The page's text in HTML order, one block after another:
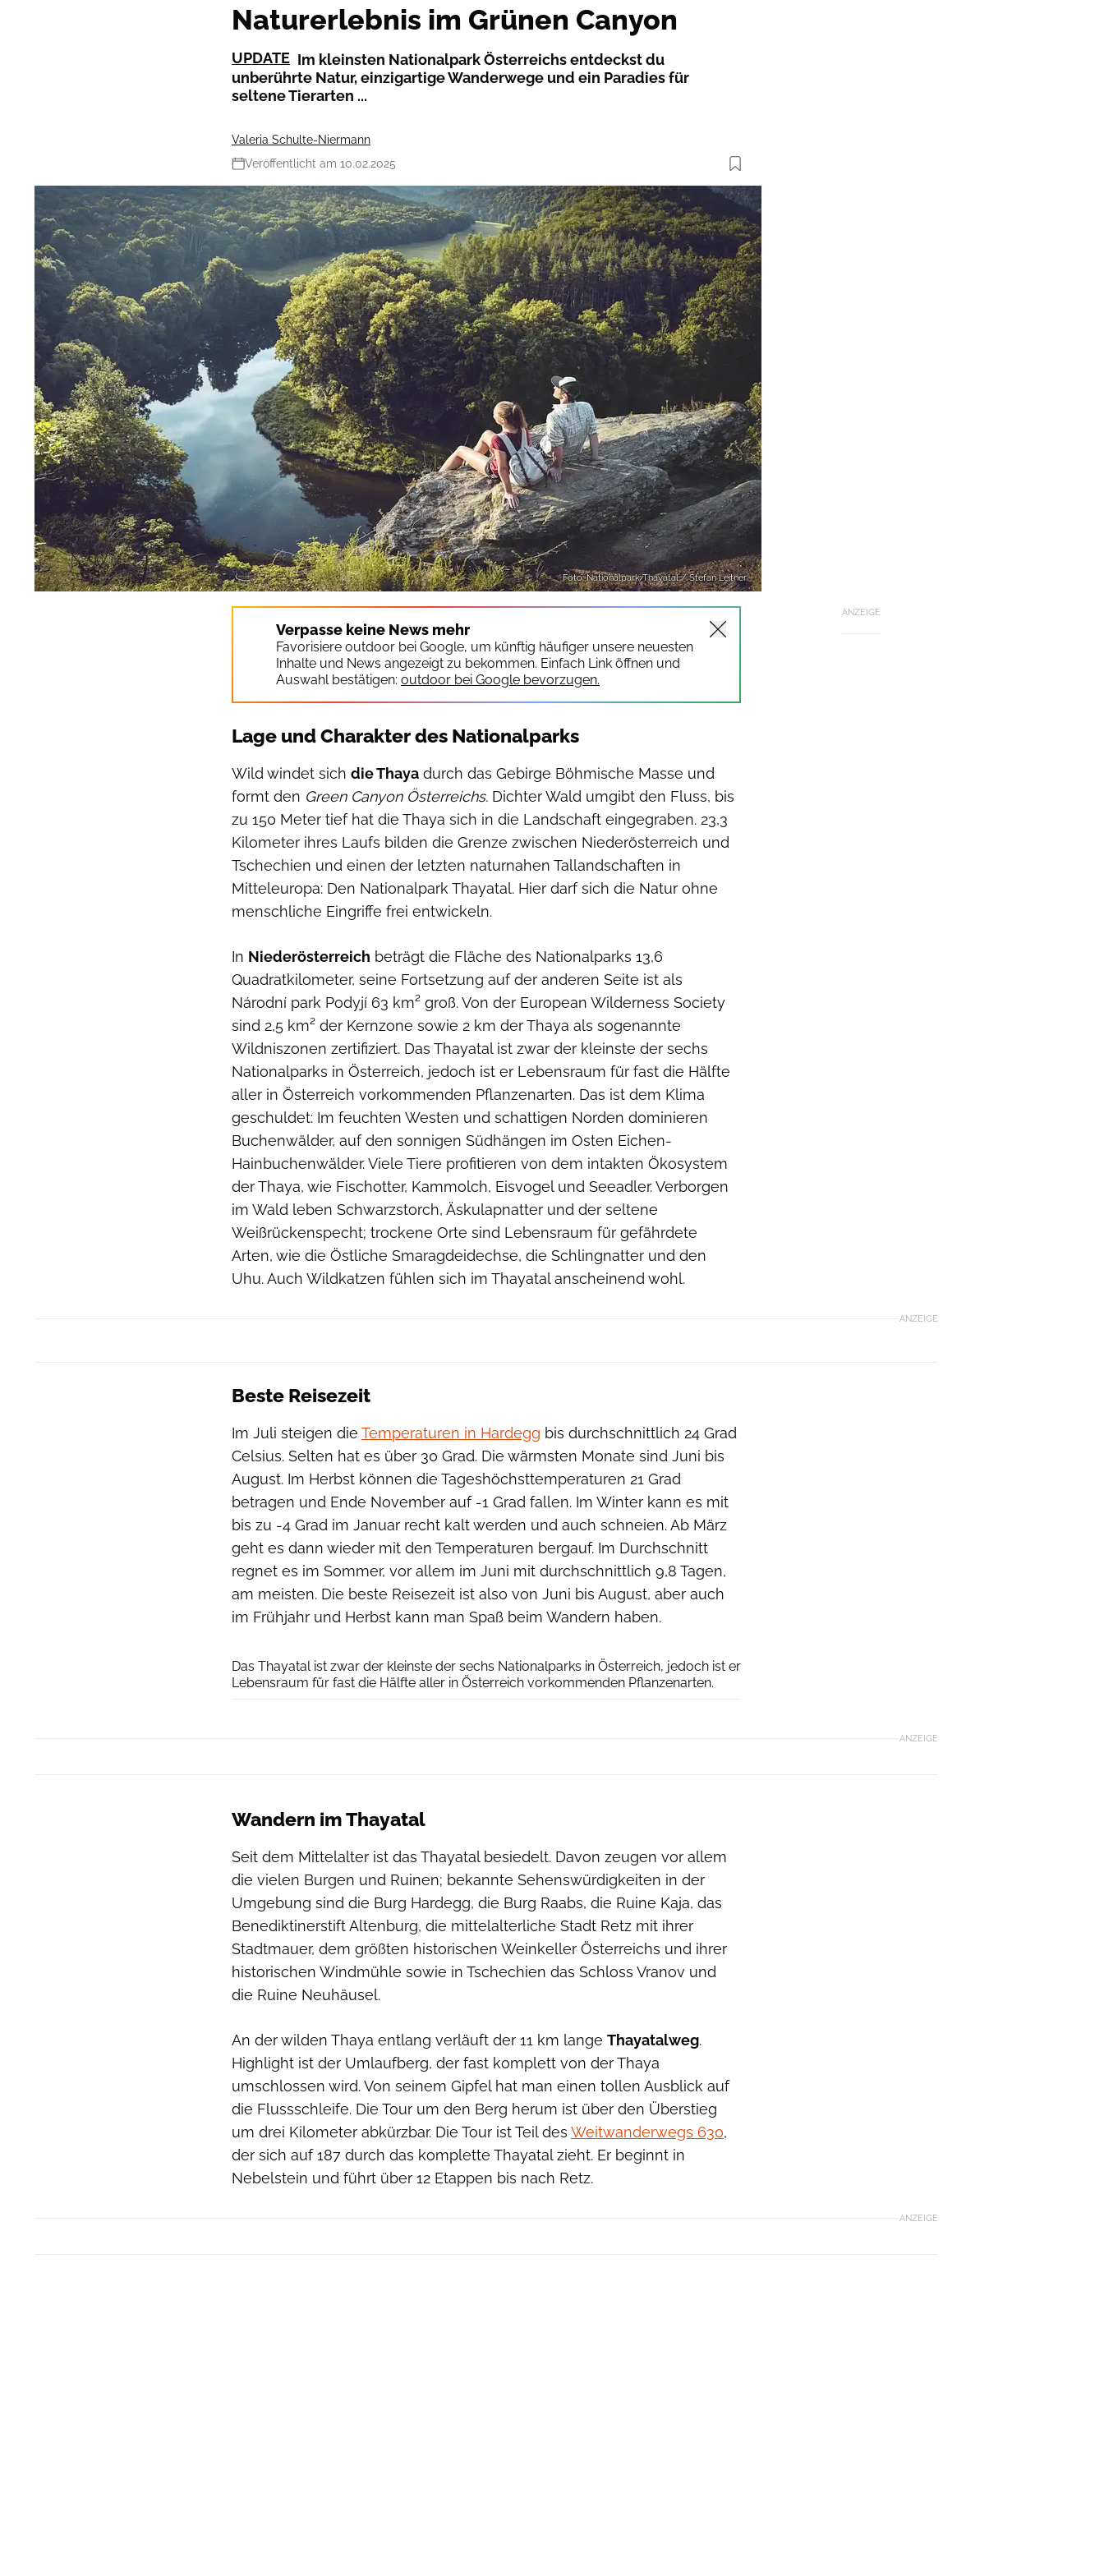
Naturerlebnis im Grünen Canyon
UPDATE Im kleinsten Nationalpark Österreichs entdeckst du
unberührte Natur, einzigartige Wanderwege und ein Paradies für
seltene Tierarten ...
Valeria Schulte-Niermann
Veröffentlicht am 10.02.2025
Foto: Nationalpark Thayatal / Stefan Leitner
ANZEIGE
Verpasse keine News mehr
Favorisiere outdoor bei Google, um künftig häufiger unsere neuesten
Inhalte und News angezeigt zu bekommen. Einfach Link öffnen und
Auswahl bestätigen: outdoor bei Google bevorzugen.
Lage und Charakter des Nationalparks
Wild windet sich die Thaya durch das Gebirge Böhmische Masse und
formt den Green Canyon Österreichs. Dichter Wald umgibt den Fluss, bis
zu 150 Meter tief hat die Thaya sich in die Landschaft eingegraben. 23,3
Kilometer ihres Laufs bilden die Grenze zwischen Niederösterreich und
Tschechien und einen der letzten naturnahen Tallandschaften in
Mitteleuropa: Den Nationalpark Thayatal. Hier darf sich die Natur ohne
menschliche Eingriffe frei entwickeln.
In Niederösterreich beträgt die Fläche des Nationalparks 13,6
Quadratkilometer, seine Fortsetzung auf der anderen Seite ist als
Národní park Podyjí 63 km² groß. Von der European Wilderness Society
sind 2,5 km² der Kernzone sowie 2 km der Thaya als sogenannte
Wildniszonen zertifiziert. Das Thayatal ist zwar der kleinste der sechs
Nationalparks in Österreich, jedoch ist er Lebensraum für fast die Hälfte
aller in Österreich vorkommenden Pflanzenarten. Das ist dem Klima
geschuldet: Im feuchten Westen und schattigen Norden dominieren
Buchenwälder, auf den sonnigen Südhängen im Osten Eichen-
Hainbuchenwälder. Viele Tiere profitieren von dem intakten Ökosystem
der Thaya, wie Fischotter, Kammolch, Eisvogel und Seeadler. Verborgen
im Wald leben Schwarzstorch, Äskulapnatter und der seltene
Weißrückenspecht; trockene Orte sind Lebensraum für gefährdete
Arten, wie die Östliche Smaragdeidechse, die Schlingnatter und den
Uhu. Auch Wildkatzen fühlen sich im Thayatal anscheinend wohl.
ANZEIGE
Beste Reisezeit
Im Juli steigen die Temperaturen in Hardegg bis durchschnittlich 24 Grad
Celsius. Selten hat es über 30 Grad. Die wärmsten Monate sind Juni bis
August. Im Herbst können die Tageshöchsttemperaturen 21 Grad
betragen und Ende November auf -1 Grad fallen. Im Winter kann es mit
bis zu -4 Grad im Januar recht kalt werden und auch schneien. Ab März
geht es dann wieder mit den Temperaturen bergauf. Im Durchschnitt
regnet es im Sommer, vor allem im Juni mit durchschnittlich 9,8 Tagen,
am meisten. Die beste Reisezeit ist also von Juni bis August, aber auch
im Frühjahr und Herbst kann man Spaß beim Wandern haben.
Das Thayatal ist zwar der kleinste der sechs Nationalparks in Österreich, jedoch ist er
Lebensraum für fast die Hälfte aller in Österreich vorkommenden Pflanzenarten.
ANZEIGE
Wandern im Thayatal
Seit dem Mittelalter ist das Thayatal besiedelt. Davon zeugen vor allem
die vielen Burgen und Ruinen; bekannte Sehenswürdigkeiten in der
Umgebung sind die Burg Hardegg, die Burg Raabs, die Ruine Kaja, das
Benediktinerstift Altenburg, die mittelalterliche Stadt Retz mit ihrer
Stadtmauer, dem größten historischen Weinkeller Österreichs und ihrer
historischen Windmühle sowie in Tschechien das Schloss Vranov und
die Ruine Neuhäusel.
An der wilden Thaya entlang verläuft der 11 km lange Thayatalweg.
Highlight ist der Umlaufberg, der fast komplett von der Thaya
umschlossen wird. Von seinem Gipfel hat man einen tollen Ausblick auf
die Flussschleife. Die Tour um den Berg herum ist über den Überstieg
um drei Kilometer abkürzbar. Die Tour ist Teil des Weitwanderwegs 630,
der sich auf 187 durch das komplette Thayatal zieht. Er beginnt in
Nebelstein und führt über 12 Etappen bis nach Retz.
ANZEIGE